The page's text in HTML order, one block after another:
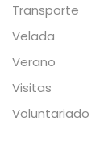
Transporte
Velada
Verano
Visitas
Voluntariado